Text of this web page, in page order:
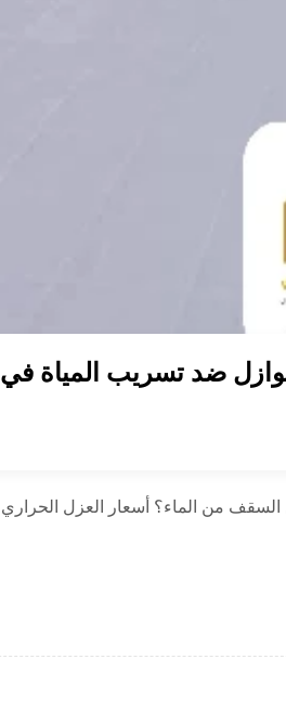
عوازل اسطح ابوظبي 0567571559 عوازل ضد تسريب المياة في
من الماء؟ أسعار العزل الحراري